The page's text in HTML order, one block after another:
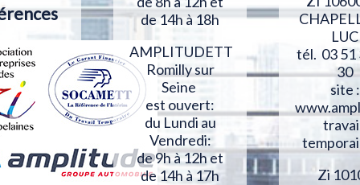
de 14h à 18h
AMPLITUDETT
Romilly sur
Seine
est ouvert:
du Lundi au
Vendredi:
de 9h à 12h et
de 14h à 17h
LUC
tél. 03 51
30
site :
Zi